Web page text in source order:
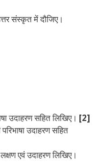
संस्कृत में दौजिए।
उदाहरण सहितलिखिए। [2]
उदाहरणसहित
लक्षण एवं उदाहरणलिखिए।